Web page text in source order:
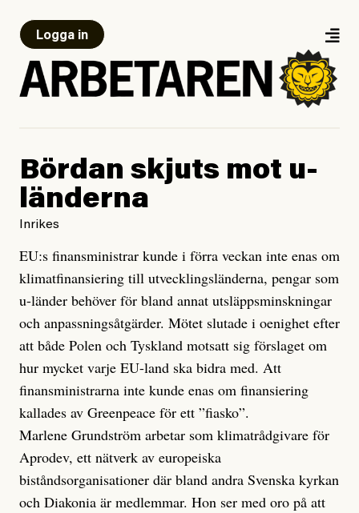
Logga in
Bördan skjuts mot u-
länderna
Inrikes
EU:s finansministrar kunde i förra veckan inte enas om
klimatfinansiering till utvecklingsländerna, pengar som
u-länder behöver för bland annat utsläppsminskningar
och anpassningsåtgärder. Mötet slutade i oenighet efter
att både Polen och Tyskland motsatt sig förslaget om
hur mycket varje EU-land ska bidra med. Att
finansministrarna inte kunde enas om finansiering
kallades av Greenpeace för ett ”fiasko”.
Marlene Grundström arbetar som klimatrådgivare för
Aprodev, ett nätverk av europeiska
biståndsorganisationer där bland andra Svenska kyrkan
och Diakonia är medlemmar. Hon ser med oro på att